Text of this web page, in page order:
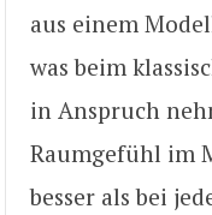
aus einem
was beim
in Anspruch
Raumgefühl im
besser als bei